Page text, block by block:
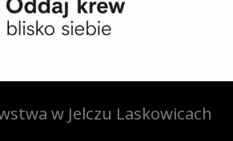
w Jelczu Laskowicach